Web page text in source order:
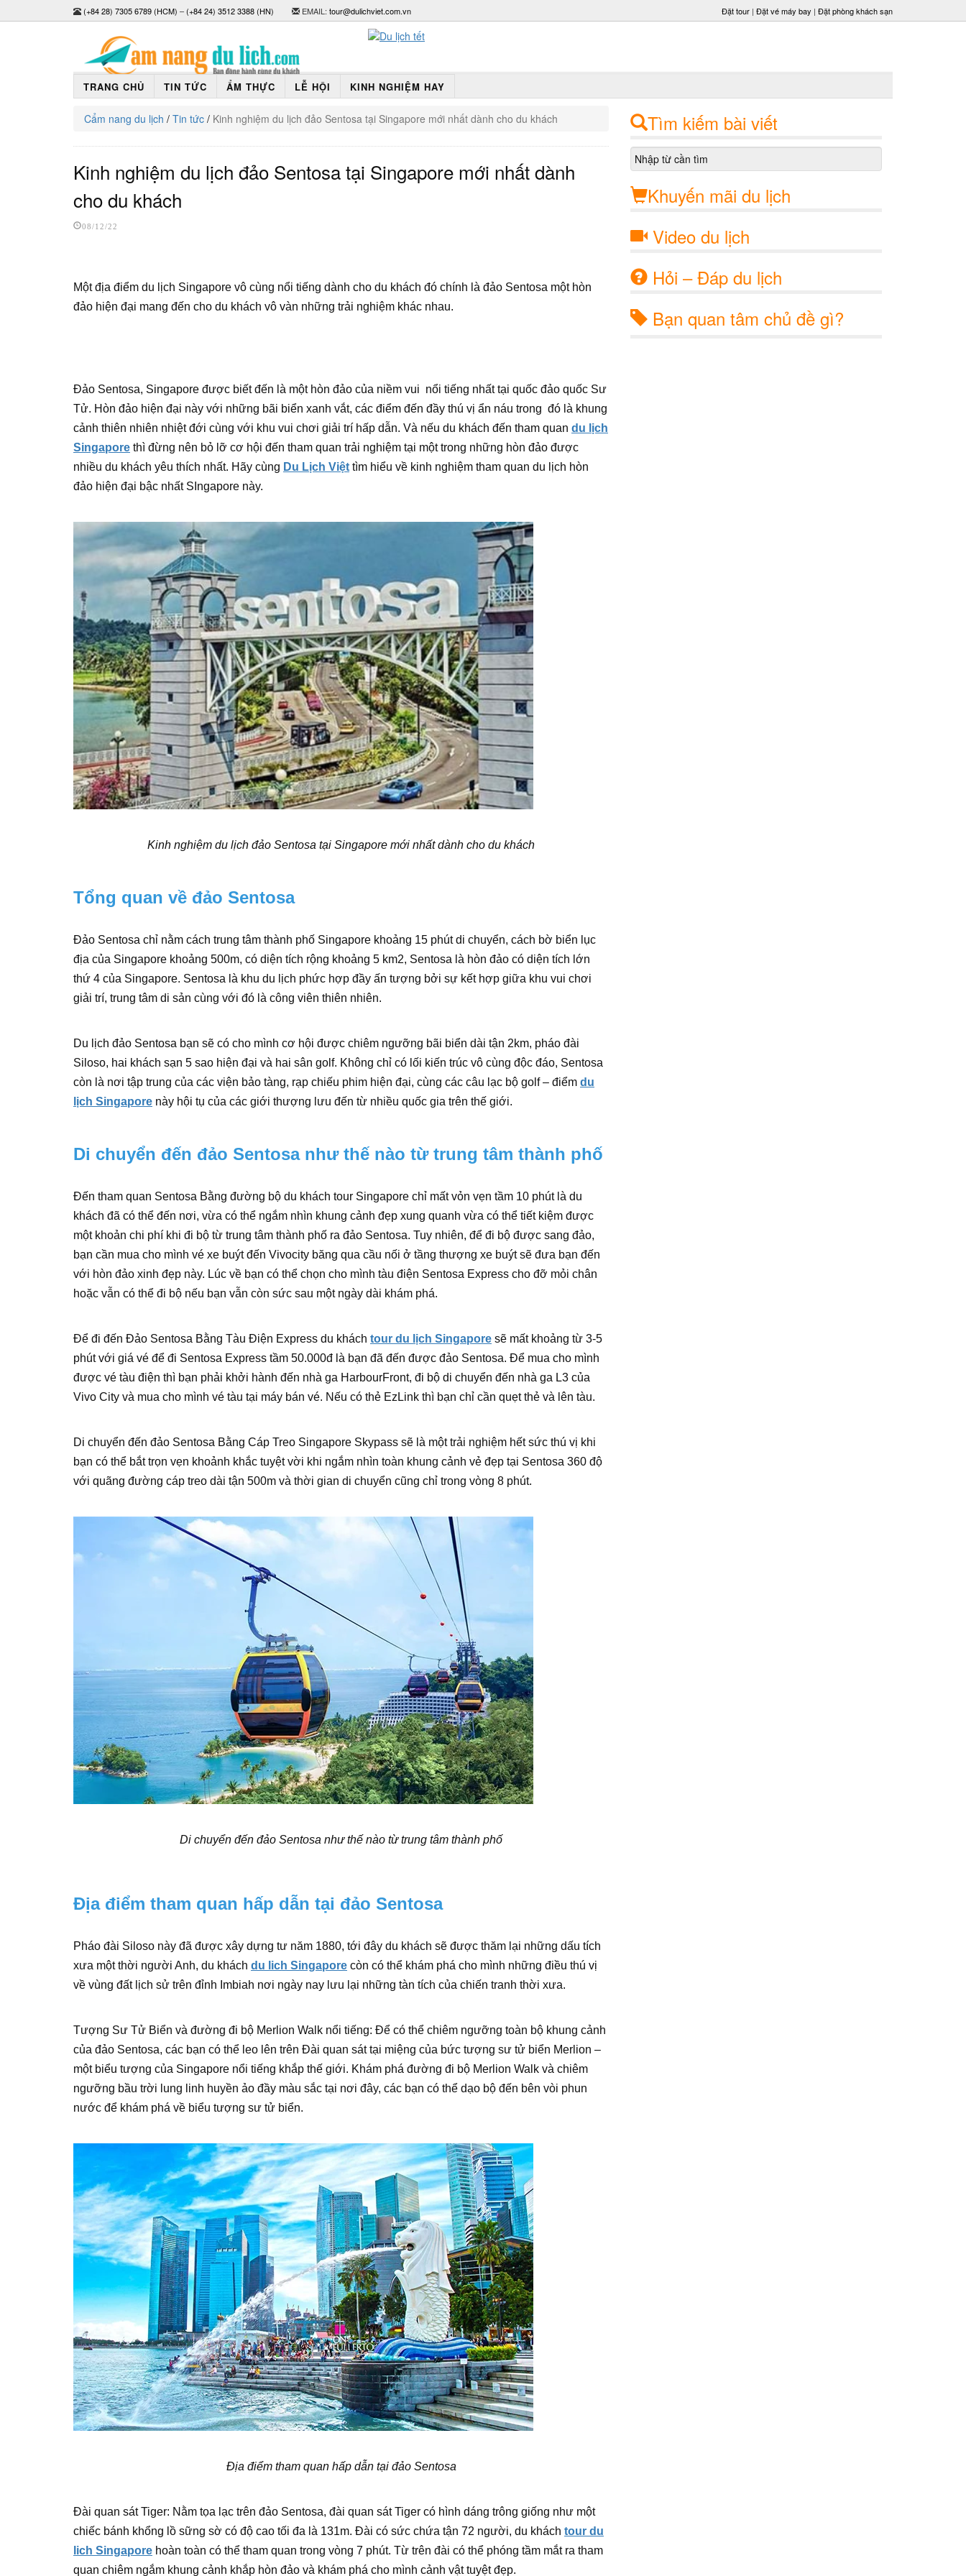
(+84 28) 7305 6789 (HCM) –(+84 24) 3512 3388 (HN) EMAIL: tour@dulichviet.com.vn Đặt tour | Đặt vé máy bay | Đặt phòng khách sạn
TRANG CHỦ TIN TỨC ẨM THỰC LỄ HỘI KINH NGHIỆM HAY
Cẩm nang du lịch / Tin tức / Kinh nghiệm du lịch đảo Sentosa tại Singapore mới nhất dành cho du khách
Kinh nghiệm du lịch đảo Sentosa tại Singapore mới nhất dành
cho du khách
08/12/22
Một địa điểm du lịch Singapore vô cùng nổi tiếng dành cho du khách đó chính là đảo Sentosa một hòn
đảo hiện đại mang đến cho du khách vô vàn những trải nghiệm khác nhau.
Đảo Sentosa, Singapore được biết đến là một hòn đảo của niềm vui nổi tiếng nhất tại quốc đảo quốc Sư
Tử. Hòn đảo hiện đại này với những bãi biển xanh vắt, các điểm đến đầy thú vị ẩn náu trong đó là khung
cảnh thiên nhiên nhiệt đới cùng với khu vui chơi giải trí hấp dẫn. Và nếu du khách đến tham quan du lịch
Singapore thì đừng nên bỏ lỡ cơ hội đến tham quan trải nghiệm tại một trong những hòn đảo được
nhiều du khách yêu thích nhất. Hãy cùng Du Lịch Việt tìm hiểu về kinh nghiệm tham quan du lịch hòn
đảo hiện đại bậc nhất SIngapore này.
Kinh nghiệm du lịch đảo Sentosa tại Singapore mới nhất dành cho du khách
Tổng quan về đảo Sentosa
Đảo Sentosa chỉ nằm cách trung tâm thành phố Singapore khoảng 15 phút di chuyển, cách bờ biển lục
địa của Singapore khoảng 500m, có diện tích rộng khoảng 5 km2, Sentosa là hòn đảo có diện tích lớn
thứ 4 của Singapore. Sentosa là khu du lịch phức hợp đầy ấn tượng bởi sự kết hợp giữa khu vui chơi
giải trí, trung tâm di sản cùng với đó là công viên thiên nhiên.
Du lịch đảo Sentosa bạn sẽ có cho mình cơ hội được chiêm ngưỡng bãi biển dài tận 2km, pháo đài
Siloso, hai khách sạn 5 sao hiện đại và hai sân golf. Không chỉ có lối kiến trúc vô cùng độc đáo, Sentosa
còn là nơi tập trung của các viện bảo tàng, rạp chiếu phim hiện đại, cùng các câu lạc bộ golf – điểm du
lịch Singapore này hội tụ của các giới thượng lưu đến từ nhiều quốc gia trên thế giới.
Di chuyển đến đảo Sentosa như thế nào từ trung tâm thành phố
Đến tham quan Sentosa Bằng đường bộ du khách tour Singapore chỉ mất vỏn vẹn tầm 10 phút là du
khách đã có thể đến nơi, vừa có thể ngắm nhìn khung cảnh đẹp xung quanh vừa có thể tiết kiệm được
một khoản chi phí khi đi bộ từ trung tâm thành phố ra đảo Sentosa. Tuy nhiên, để đi bộ được sang đảo,
bạn cần mua cho mình vé xe buýt đến Vivocity băng qua cầu nối ở tầng thượng xe buýt sẽ đưa bạn đến
với hòn đảo xinh đẹp này. Lúc về bạn có thể chọn cho mình tàu điện Sentosa Express cho đỡ mỏi chân
hoặc vẫn có thể đi bộ nếu bạn vẫn còn sức sau một ngày dài khám phá.
Để đi đến Đảo Sentosa Bằng Tàu Điện Express du khách tour du lịch Singapore sẽ mất khoảng từ 3-5
phút với giá vé để đi Sentosa Express tầm 50.000đ là bạn đã đến được đảo Sentosa. Để mua cho mình
được vé tàu điện thì bạn phải khởi hành đến nhà ga HarbourFront, đi bộ di chuyển đến nhà ga L3 của
Vivo City và mua cho mình vé tàu tại máy bán vé. Nếu có thẻ EzLink thì bạn chỉ cần quẹt thẻ và lên tàu.
Di chuyển đến đảo Sentosa Bằng Cáp Treo Singapore Skypass sẽ là một trải nghiệm hết sức thú vị khi
bạn có thể bắt trọn vẹn khoảnh khắc tuyệt vời khi ngắm nhìn toàn khung cảnh vẻ đẹp tại Sentosa 360 độ
với quãng đường cáp treo dài tận 500m và thời gian di chuyển cũng chỉ trong vòng 8 phút.
Di chuyển đến đảo Sentosa như thế nào từ trung tâm thành phố
Địa điểm tham quan hấp dẫn tại đảo Sentosa
Pháo đài Siloso này đã được xây dựng tư năm 1880, tới đây du khách sẽ được thăm lại những dấu tích
xưa một thời người Anh, du khách du lich Singapore còn có thể khám phá cho mình những điều thú vị
về vùng đất lịch sử trên đỉnh Imbiah nơi ngày nay lưu lại những tàn tích của chiến tranh thời xưa.
Tượng Sư Tử Biển và đường đi bộ Merlion Walk nổi tiếng: Để có thể chiêm ngưỡng toàn bộ khung cảnh
của đảo Sentosa, các bạn có thể leo lên trên Đài quan sát tại miệng của bức tượng sư tử biển Merlion –
một biểu tượng của Singapore nổi tiếng khắp thế giới. Khám phá đường đi bộ Merlion Walk và chiêm
ngưỡng bầu trời lung linh huyền ảo đầy màu sắc tại nơi đây, các bạn có thể dạo bộ đến bên vòi phun
nước để khám phá về biểu tượng sư tử biển.
Địa điểm tham quan hấp dẫn tại đảo Sentosa
Đài quan sát Tiger: Nằm tọa lạc trên đảo Sentosa, đài quan sát Tiger có hình dáng trông giống như một
chiếc bánh khổng lồ sững sờ có độ cao tối đa là 131m. Đài có sức chứa tận 72 người, du khách tour du
lich Singapore hoàn toàn có thể tham quan trong vòng 7 phút. Từ trên đài có thể phóng tầm mắt ra tham
quan chiêm ngắm khung cảnh khắp hòn đảo và khám phá cho mình cảnh vật tuyệt đẹp.
Tìm kiếm bài viết
Khuyến mãi du lịch
Video du lịch
Hỏi – Đáp du lịch
Bạn quan tâm chủ đề gì?